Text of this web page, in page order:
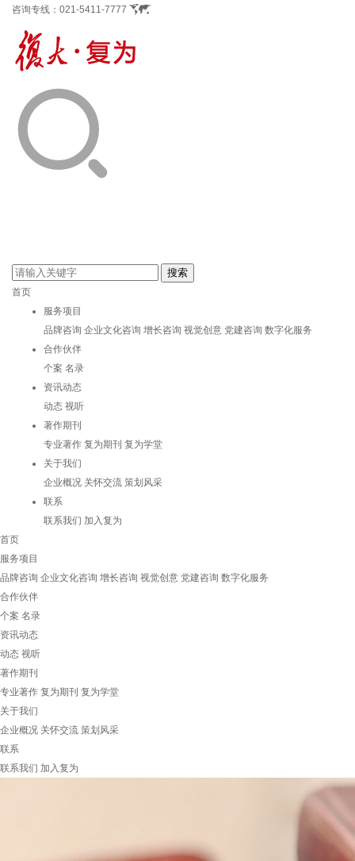
咨询专线： 021-5411-7777
首页
服务项目
品牌咨询 企业文化咨询 增长咨询 视觉创意 党建咨询 数字化服务
合作伙伴
个案 名录
资讯动态
动态 视听
著作期刊
专业著作 复为期刊 复为学堂
关于我们
企业概况 关怀交流 策划风采
联系
联系我们 加入复为
首页
服务项目
品牌咨询 企业文化咨询 增长咨询 视觉创意 党建咨询 数字化服务
合作伙伴
个案 名录
资讯动态
动态 视听
著作期刊
专业著作 复为期刊 复为学堂
关于我们
企业概况 关怀交流 策划风采
联系
联系我们 加入复为